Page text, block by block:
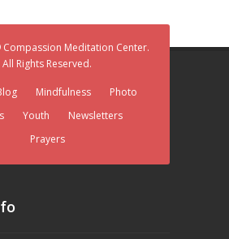
Meditation Center.
All Rights Reserved.
Mindfulness
Photo
Youth
Newsletters
Prayers